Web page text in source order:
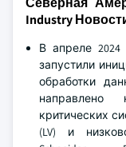
Industry
В апреле 2024
запустили
обработки
критических
(LV) и